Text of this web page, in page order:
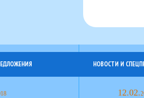
НОВОСТИ И
12.02.